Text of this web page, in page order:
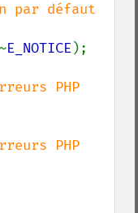
par défaut
E_NOTICE );